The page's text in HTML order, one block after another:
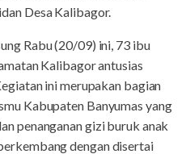
Desa Kalibagor.
Rabu (20/09) ini, 73 ibu
Kalibagor antusias
ini merupakan bagian
Kabupaten Banyumas yang
penanganan gizi buruk anak
dengan disertai